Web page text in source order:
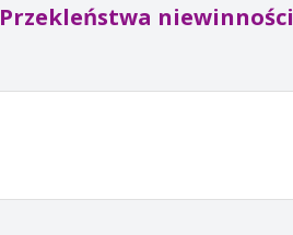
Przekleństwa niewinności